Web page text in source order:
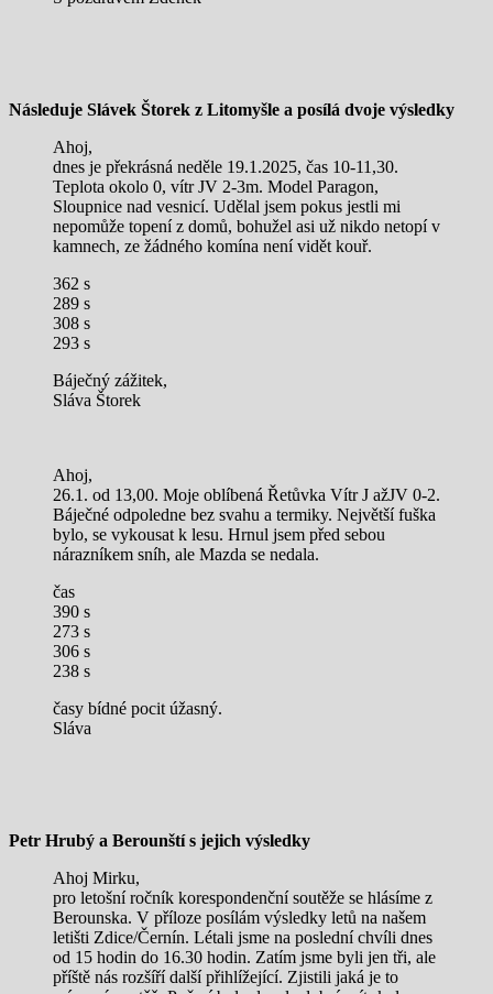
Následuje Slávek Štorek z Litomyšle a posílá dvoje výsledky
Ahoj,
dnes je překrásná neděle 19.1.2025, čas 10-11,30.
Teplota okolo 0, vítr JV 2-3m. Model Paragon,
Sloupnice nad vesnicí. Udělal jsem pokus jestli mi
nepomůže topení z domů, bohužel asi už nikdo netopí v
kamnech, ze žádného komína není vidět kouř.
362 s
289 s
308 s
293 s
Báječný zážitek,
Sláva Štorek
Ahoj,
26.1. od 13,00. Moje oblíbená Řetůvka Vítr J ažJV 0-2.
Báječné odpoledne bez svahu a termiky. Největší fuška
bylo, se vykousat k lesu. Hrnul jsem před sebou
nárazníkem sníh, ale Mazda se nedala.
čas
390 s
273 s
306 s
238 s
časy bídné pocit úžasný.
Sláva
Petr Hrubý a Berounští s jejich výsledky
Ahoj Mirku,
pro letošní ročník korespondenční soutěže se hlásíme z
Berounska. V příloze posílám výsledky letů na našem
letišti Zdice/Černín. Létali jsme na poslední chvíli dnes
od 15 hodin do 16.30 hodin. Zatím jsme byli jen tři, ale
příště nás rozšíří další přihlížející. Zjistili jaká je to